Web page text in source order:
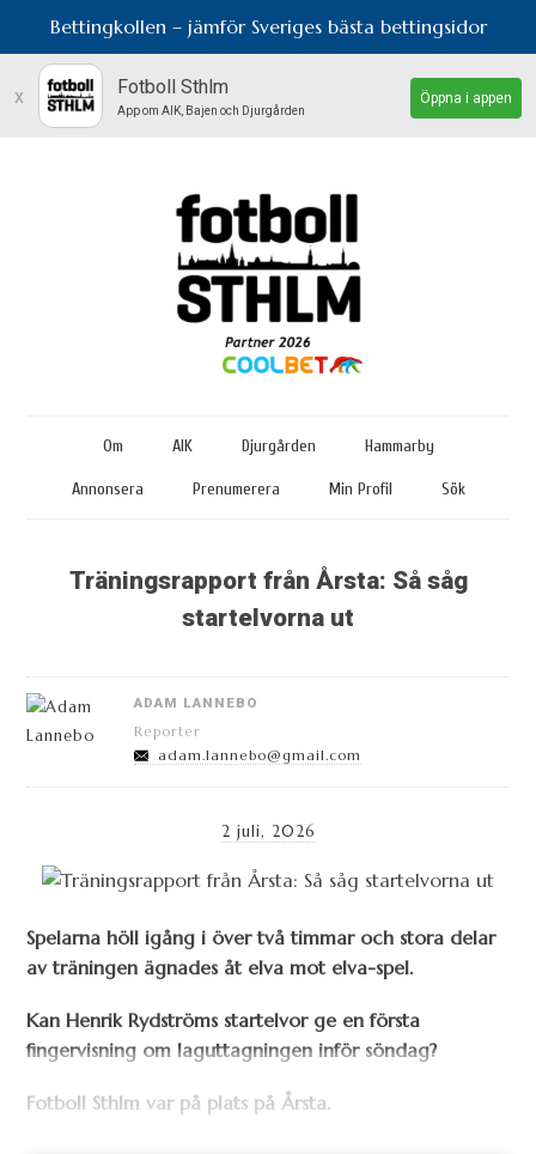
Bettingkollen – jämför Sveriges bästa bettingsidor
x Fotboll Sthlm
App om AIK, Bajen och Djurgården
Öppna i appen
Om AIK Djurgården Hammarby
Annonsera Prenumerera Min Profil Sök
Träningsrapport från Årsta: Så såg
startelvorna ut
ADAM LANNEBO
Reporter
adam.lannebo@gmail.com
2 juli, 2026
Spelarna höll igång i över två timmar och stora delar
av träningen ägnades åt elva mot elva-spel.
Kan Henrik Rydströms startelvor ge en första
fingervisning om laguttagningen inför söndag?
Fotboll Sthlm var på plats på Årsta.